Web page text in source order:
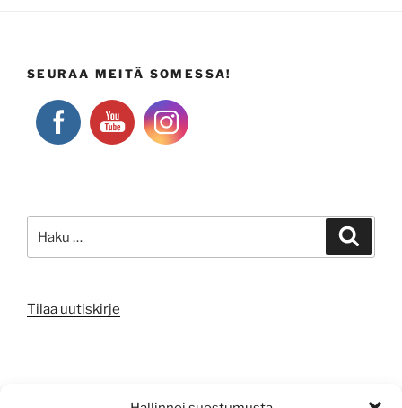
SEURAA MEITÄ SOMESSA!
Tilaa uutiskirje